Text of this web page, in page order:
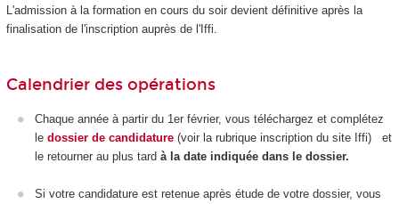
L'admission à la formation en cours du soir devient définitive après la
finalisation de l'inscription auprès de l'Iffi.
Calendrier des opérations
Chaque année à partir du 1 er février, vous téléchargez et complétez
le dossier de candidature (voir la rubrique inscription du site Iffi) et
le retourner au plus tard à la date indiquée dans le dossier.
Si votre candidature est retenue après étude de votre dossier, vous